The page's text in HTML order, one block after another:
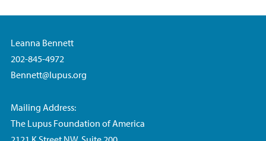
Leanna Bennett
202-845-4972
Bennett@lupus.org
Mailing Address:
The Lupus Foundation of America